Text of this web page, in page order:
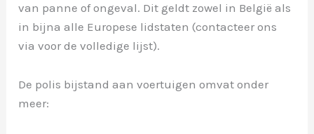
van panne of ongeval. Dit geldt zowel in België als
in bijna alle Europese lidstaten (contacteer ons
via voor de volledige lijst).
De polis bijstand aan voertuigen omvat onder
meer: